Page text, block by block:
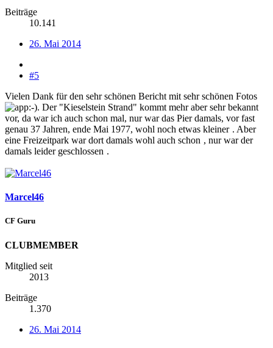
Beiträge
10.141
26. Mai 2014
#5
Vielen Dank für den sehr schönen Bericht mit sehr schönen Fotos
. Der "Kieselstein Strand" kommt mehr aber sehr bekannt
vor, da war ich auch schon mal, nur war das Pier damals, vor fast
genau 37 Jahren, ende Mai 1977, wohl noch etwas kleiner . Aber
eine Freizeitpark war dort damals wohl auch schon , nur war der
damals leider geschlossen .
Marcel46
CF Guru
CLUBMEMBER
Mitglied seit
2013
Beiträge
1.370
26. Mai 2014